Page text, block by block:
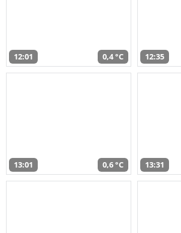
12:01 0,4 °C 12:35
13:01 0,6 °C 13:31